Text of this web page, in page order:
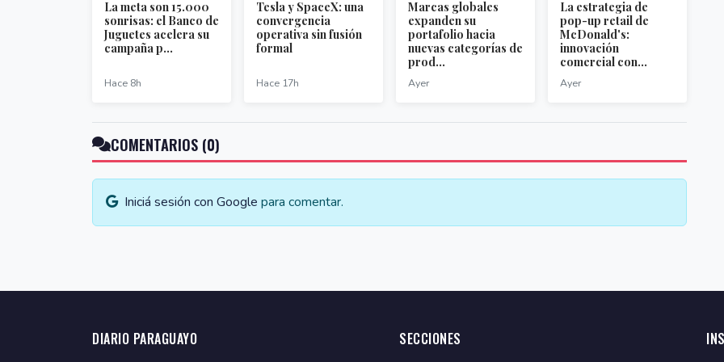
La meta son 15.000
sonrisas: el Banco de
Juguetes acelera su
campaña p...
Hace 8h
Tesla y SpaceX: una
convergencia
operativa sin fusión
formal
Hace 17h
Marcas globales
expanden su
portafolio hacia
nuevas categorías de
prod...
Ayer
La estrategia de
pop-up retail de
McDonald's:
innovación
comercial con...
Ayer
COMENTARIOS (0)
Iniciá sesión con Google para comentar.
DIARIO PARAGUAYO SECCIONES